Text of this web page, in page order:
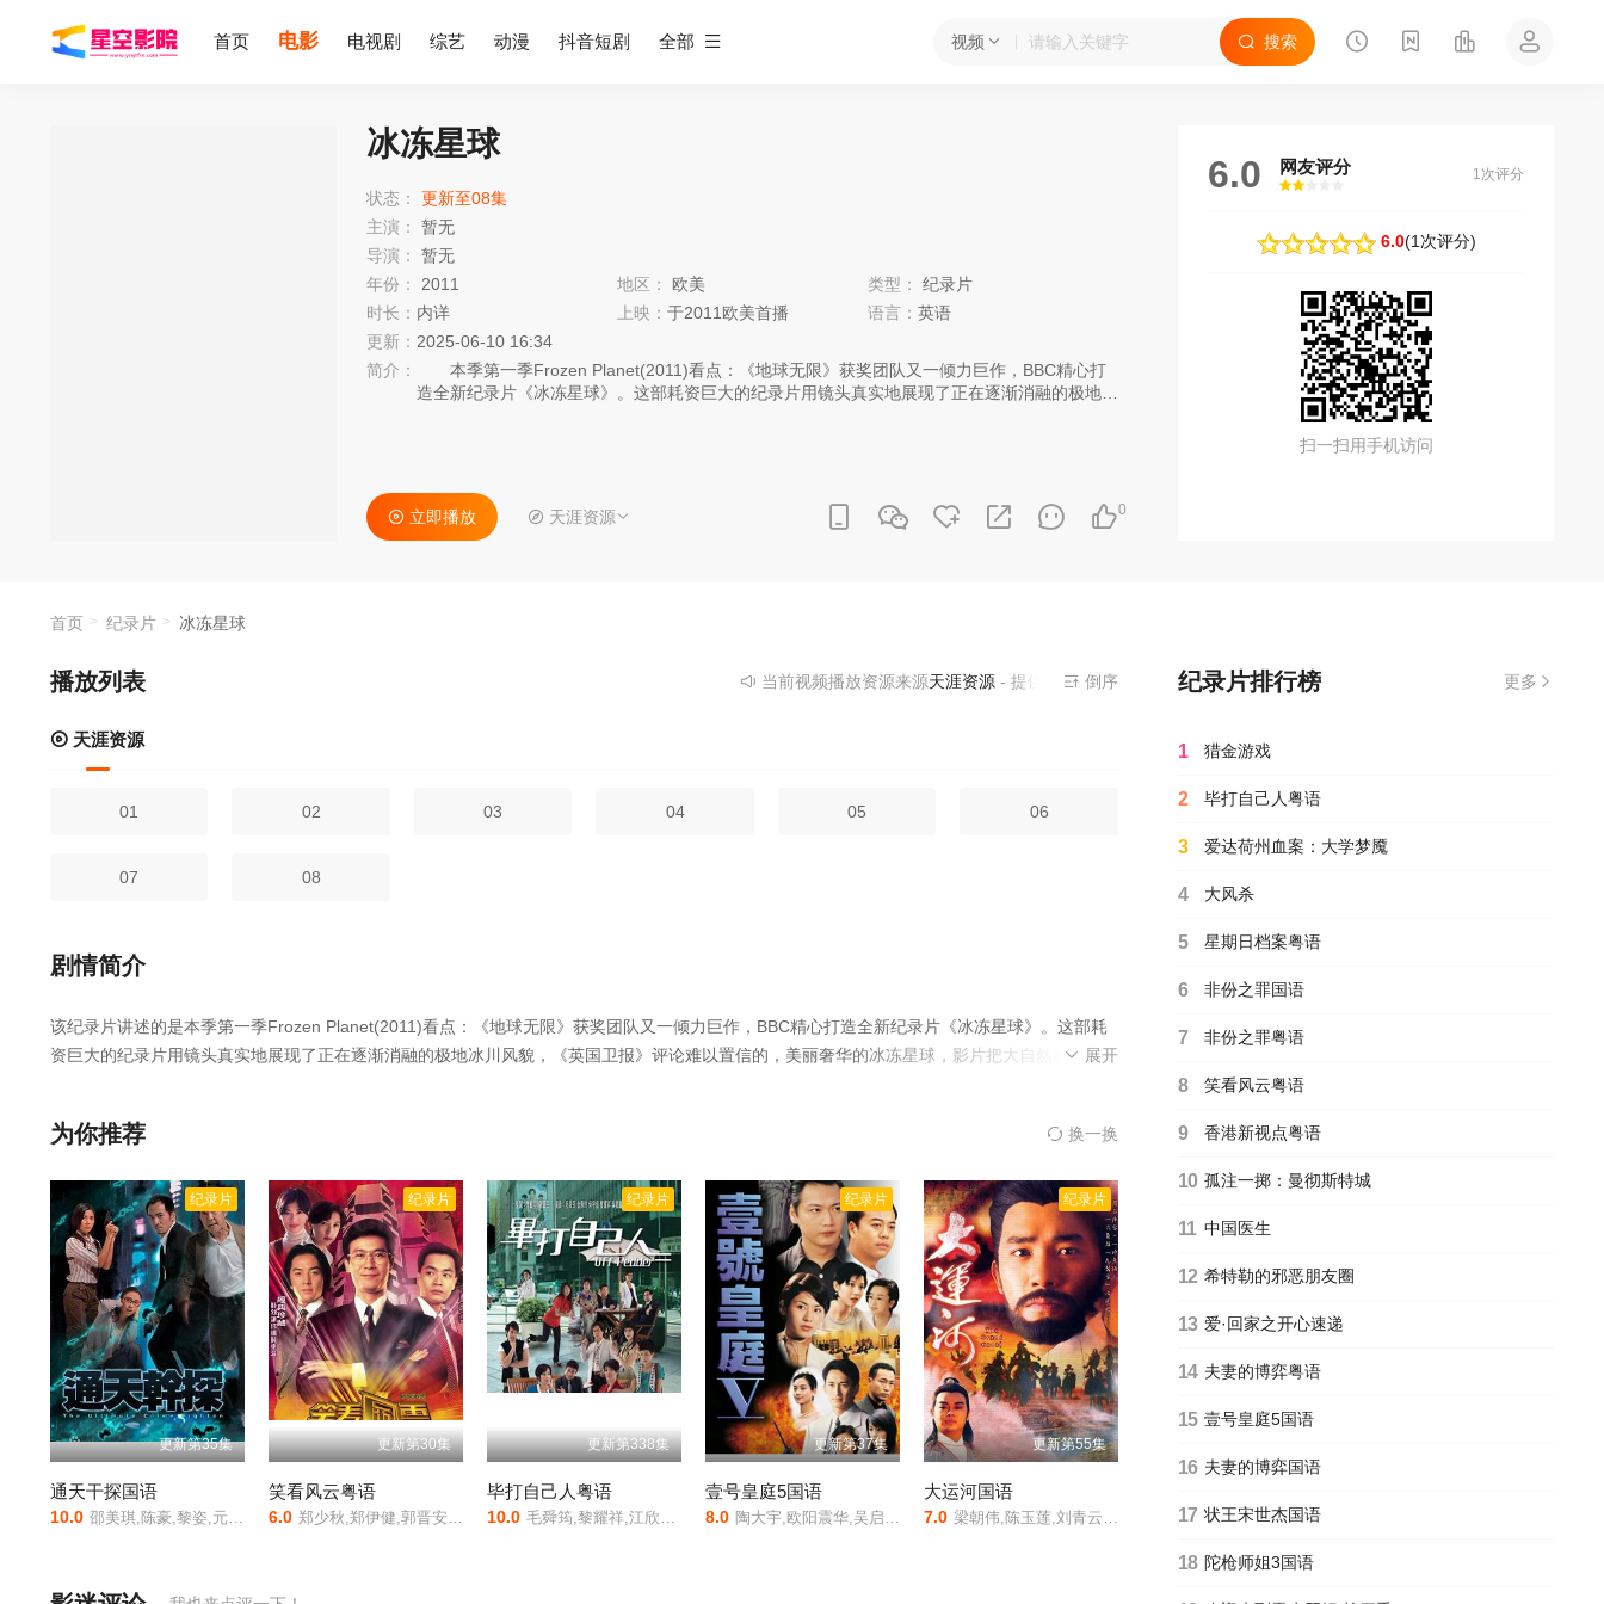
视频 搜索
首页 电影 电视剧 综艺 动漫 抖音短剧 全部
冰冻星球
状态：
更新至08集
主演：
暂无
导演：
暂无
年份：
2011 地区： 欧美 类型：
纪录片
时长： 内详 上映： 于2011欧美首播 语言： 英语
更新： 2025-06-10 16:34
简介：
本季第一季Frozen Planet(2011)看点：《地球无限》获奖团队又一倾力巨作，BBC精心打
造全新纪录片《冰冻星球》。这部耗资巨大的纪录片用镜头真实地展现了正在逐渐消融的极地冰
梦想，有行动，有生命力，有幸福的极光比你想像中更纯洁、更壮美的地球，更梦幻、更艰险的
极地动物王国，也一定有比你想像中更伟大的人类探险家们他们真切地光芒万丈，无愧于脚下圣
0
立即播放 天涯资源
6.0 网友评分
很差
较差还行推荐力荐
1次评分
6.0(1次评分)
扫一扫用手机访问
首页 纪录片 冰冻星球
播放列表 当前视频播放资源来源天涯资源- 提供为您免费在线观看播放冰冻星球电影全集完整版,无需安装播放器
倒序
天涯资源
01 02 03 04 05 06
07 08
剧情简介
该纪录片讲述的是本季第一季Frozen Planet(2011)看点：《地球无限》获奖团队又一倾力巨作，BBC精心打造全新纪录片《冰冻星球》。这部耗
资巨大的纪录片用镜头真实地展现了正在逐渐消融的极地冰川风貌，《英国卫报》评论难以置信的，美丽奢华的冰冻星球，影片把大自然神秘莫
冬天。有梦想，有行动，有生命力，有幸福的极光比你想像中更纯洁、更壮美的地球，更梦幻、更艰险的极地动物王国，也一定有比你想像中更
了许多十分珍贵的画面。，冰冻星球是由暂无执导,暂无等人主演的,于2011年上映。相关赞助院线：策驰影院，星辰影院，星空影院，西瓜影
院，抖音短剧视频等40集全集完整版资源免费在线观看。
展开
为你推荐 换一换
纪录片
更新第35集
通天干探国语
10.0 邵美琪,陈豪,黎姿,元彪,蒙嘉慧,郑嘉颖,高钧贤,陈宇琛,甄志强
纪录片
更新第30集
笑看风云粤语
6.0 郑少秋,郑伊健,郭晋安,郭蔼明,陈松伶,古巨基,商天娥,简佩筠,江毅,朱江,许绍雄
纪录片
更新第338集
毕打自己人粤语
10.0 毛舜筠,黎耀祥,江欣燕,郑欣宜,欧锦棠,陈茵媺,金燕玲,陈鸿烈,徐荣,邓永健,沈震轩,马蹄露,罗天池,何守信,梁珈咏,李泳豪,谢雪心,胡枫,吴君丽,周骢,郭少芸,余子明,黄子雄,何傲儿,骆应钧,吕珊,陈莉敏,刘江,黄凤琼,李绮雯,朱慧敏,李彩宁,岑洁仪,张达伦,王祖蓝,赵永洪,郑子诚,何芷姗,甄志强,鲁振顺,李国麟,沈可欣,周宝霖,李漫芬,曾守明,江富强,杨瑞麟,盖鸣晖,何启南,江明辉,程可为,陈
纪录片
更新第37集
壹号皇庭5国语
8.0 陶大宇,欧阳震华,吴启华,宣萱,陈慧珊,蔡少芬,林保怡,马浚伟
纪录片
更新第55集
大运河国语
7.0 梁朝伟,陈玉莲,刘青云,曾华倩,黄日华,欧瑞伟,王绮琴,吴启华,何贵林,陈秀珠,郑艳凤
纪录片排行榜 更多
1 猎金游戏
2 毕打自己人粤语
3 爱达荷州血案：大学梦魇
4 大风杀
5 星期日档案粤语
6 非份之罪国语
7 非份之罪粤语
8 笑看风云粤语
9 香港新视点粤语
10 孤注一掷：曼彻斯特城
11 中国医生
12 希特勒的邪恶朋友圈
13 爱·回家之开心速递
14 夫妻的博弈粤语
15 壹号皇庭5国语
16 夫妻的博弈国语
17 状王宋世杰国语
18 陀枪师姐3国语